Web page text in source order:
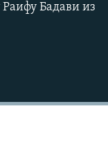
Бадави из